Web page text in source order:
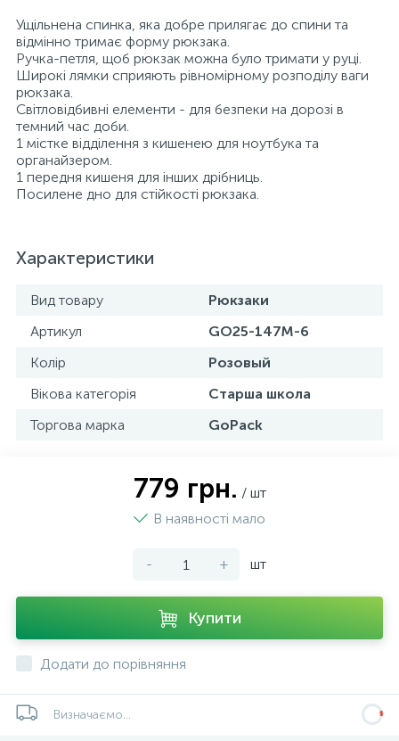
Ущільнена спинка, яка добре прилягає до спини та
відмінно тримає форму рюкзака.
Ручка-петля, щоб рюкзак можна було тримати у руці.
Широкі лямки сприяють рівномірному розподілу ваги
рюкзака.
Світловідбивні елементи - для безпеки на дорозі в
темний час доби.
1 містке відділення з кишенею для ноутбука та
органайзером.
1 передня кишеня для інших дрібниць.
Посилене дно для стійкості рюкзака.
Характеристики
Вид товару
Рюкзаки
Артикул
GO25-147M-6
Колір
Розовый
Вікова категорія
Старша школа
Торгова марка
GoPack
779 грн. / шт
В наявності мало
- + шт
Купити
Додати до порівняння
Визначаємо...